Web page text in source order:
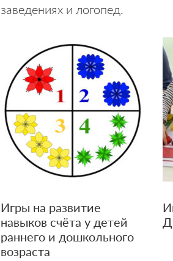
заведениях и логопед.
Игры на развитие
навыков счёта у детей
раннего и дошкольного
возраста